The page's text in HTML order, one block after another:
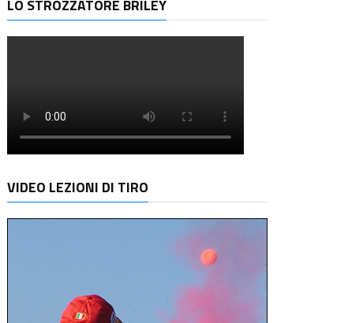
LO STROZZATORE BRILEY
VIDEO LEZIONI DI TIRO